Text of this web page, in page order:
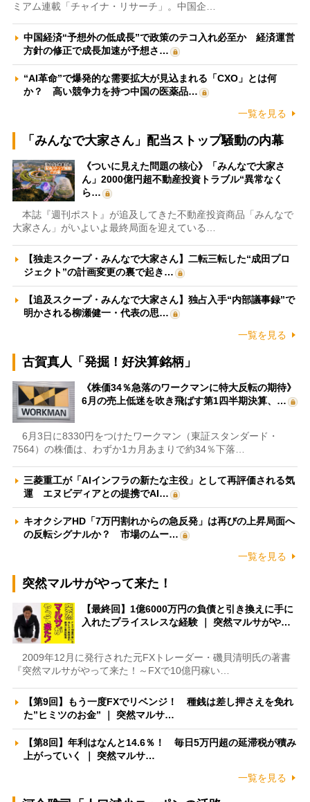
ミアム連載「チャイナ・リサーチ」。中国企…
中国経済“予想外の低成長”で政策のテコ入れ必至か 経済運営
方針の修正で成長加速が予想さ…
“AI革命”で爆発的な需要拡大が見込まれる「CXO」とは何
か？ 高い競争力を持つ中国の医薬品…
一覧を見る
「みんなで大家さん」配当ストップ騒動の内幕
《ついに見えた問題の核心》「みんなで大家さ
ん」2000億円超不動産投資トラブル“異常なく
ら…
本誌『週刊ポスト』が追及してきた不動産投資商品「みんなで
大家さん」がいよいよ最終局面を迎えている…
【独走スクープ・みんなで大家さん】二転三転した“成田プロ
ジェクト”の計画変更の裏で起き…
【追及スクープ・みんなで大家さん】独占入手“内部議事録”で
明かされる柳瀬健一・代表の思…
一覧を見る
古賀真人「発掘！好決算銘柄」
《株価34％急落のワークマンに特大反転の期待》
6月の売上低迷を吹き飛ばす第1四半期決算、…
6月3日に8330円をつけたワークマン（東証スタンダード・
7564）の株価は、わずか1カ月あまりで約34％下落…
三菱重工が「AIインフラの新たな主役」として再評価される気
運 エヌビディアとの提携でAI…
キオクシアHD「7万円割れからの急反発」は再びの上昇局面へ
の反転シグナルか？ 市場のムー…
一覧を見る
突然マルサがやって来た！
【最終回】1億6000万円の負債と引き換えに手に
入れたプライスレスな経験 ｜ 突然マルサがや…
2009年12月に発行された元FXトレーダー・磯貝清明氏の著書
『突然マルサがやって来た！～FXで10億円稼い…
【第9回】もう一度FXでリベンジ！ 種銭は差し押さえを免れ
た”ヒミツのお金” ｜ 突然マルサ…
【第8回】年利はなんと14.6％！ 毎日5万円超の延滞税が積み
上がっていく ｜ 突然マルサ…
一覧を見る